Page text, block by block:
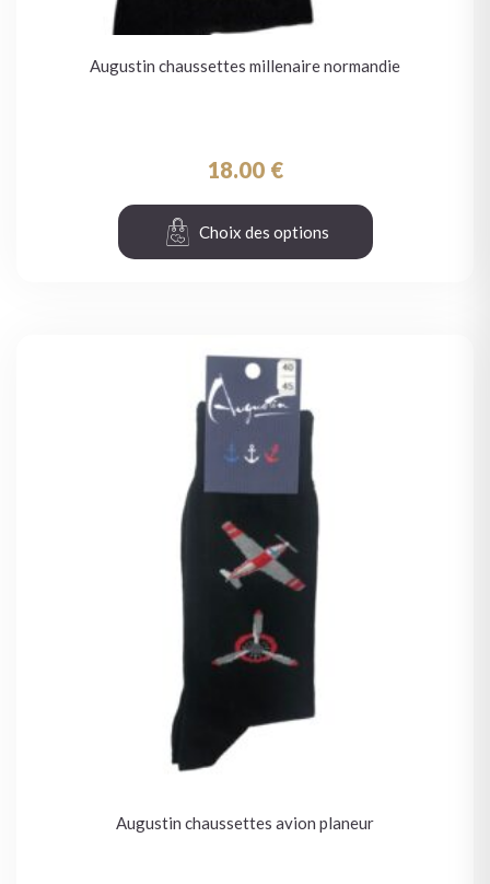
Augustin chaussettes millenaire normandie
18.00 €
Choix des options
Augustin chaussettes avion planeur